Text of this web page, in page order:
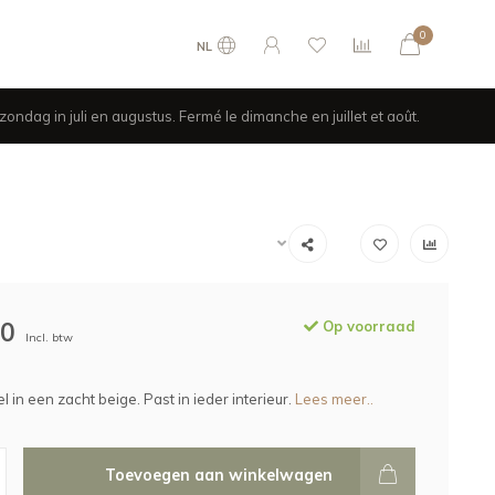
NL
0
in juli en augustus. Fermé le dimanche en juillet et août.
Incl. btw
Op voorraad
in een zacht beige. Past in ieder interieur. Lees meer..
Toevoegen aan winkelwagen